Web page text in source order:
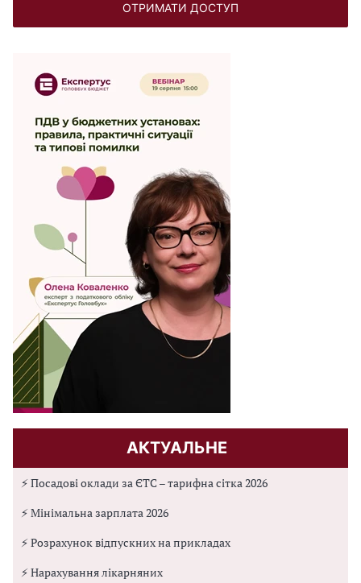
ОТРИМАТИ ДОСТУП
АКТУАЛЬНЕ
⚡ Посадові оклади за ЄТС – тарифна сітка 2026
⚡ Мінімальна зарплата 2026
⚡ Розрахунок відпускних на прикладах
⚡ Нарахування лікарняних